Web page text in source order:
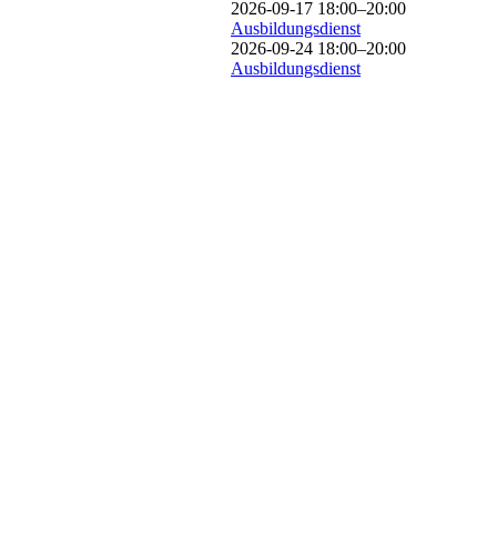
2026-09-17 18:00–20:00
Ausbildungsdienst
2026-09-24 18:00–20:00
Ausbildungsdienst